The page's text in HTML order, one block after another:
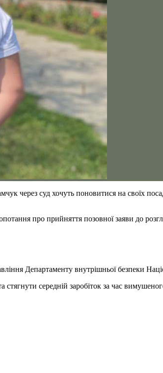
через суд хочуть поновитися на своїх
про прийняття позовної заяви до
Департаменту внутрішньої безпеки
середній заробіток за час